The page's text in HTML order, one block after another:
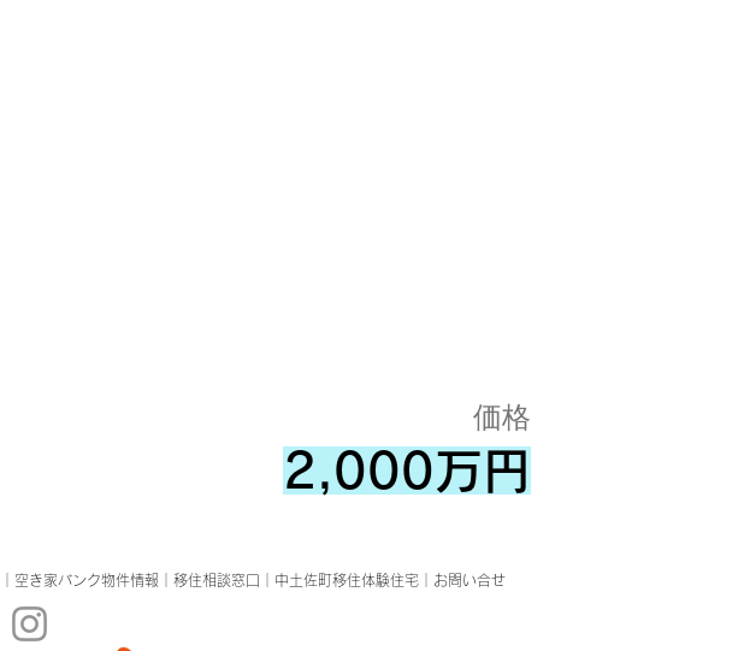
価格
2,000万円
｜空き家バンク物件情報｜ 移住相談窓口 中土佐町移住体験住宅 お問い合せ